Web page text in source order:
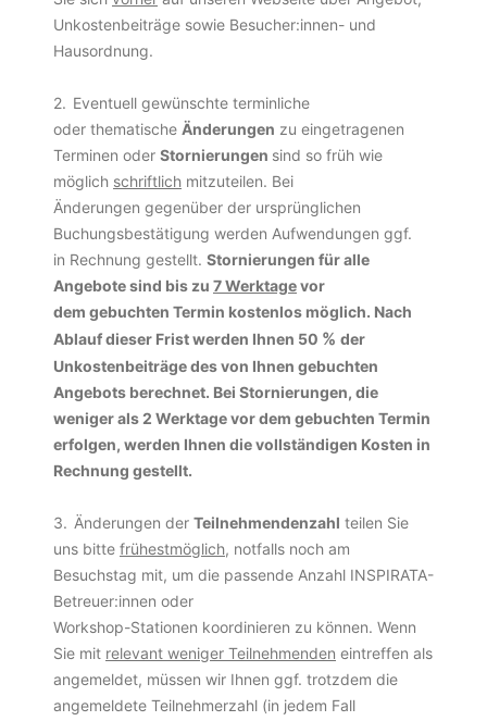
Unkostenbeiträge sowie Besucher:innen- und
Hausordnung.
2. Eventuell gewünschte terminliche
oder thematische Änderungen zu eingetragenen
Terminen oder Stornierungen sind so früh wie
möglich schriftlich mitzuteilen. Bei
Änderungen gegenüber der ursprünglichen
Buchungsbestätigung werden Aufwendungen ggf.
in Rechnung gestellt. Stornierungen für alle
Angebote sind bis zu 7 Werktagevor
dem gebuchten Termin kostenlos möglich. Nach
Ablauf dieser Frist werden Ihnen 50 % der
Unkostenbeiträge des von Ihnen gebuchten
Angebots berechnet. Bei Stornierungen, die
weniger als 2 Werktage vor dem gebuchten Termin
erfolgen, werden Ihnen die vollständigen Kosten in
Rechnung gestellt.
3. Änderungen der Teilnehmendenzahl teilen Sie
uns bitte frühestmöglich, notfalls noch am
Besuchstag mit, um die passende Anzahl INSPIRATA-
Betreuer:innen oder
Workshop-Stationen koordinieren zu können. Wenn
Sie mit relevant weniger Teilnehmenden eintreffen als
angemeldet, müssen wir Ihnen ggf. trotzdem die
angemeldete Teilnehmerzahl (in jedem Fall